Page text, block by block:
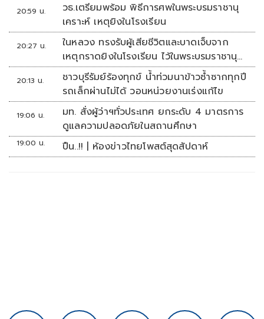
20:59 น.
วธ.เตรียมพร้อม พิธีการศพในพระบรมราชานุ
เคราะห์ เหตุยิงในโรงเรียน
20:27 น.
ในหลวง ทรงรับผู้เสียชีวิตและบาดเจ็บจาก
เหตุกราดยิงในโรงเรียน ไว้ในพระบรมราชานุ
เคราะห์
20:13 น.
ชาวบุรีรัมย์ร้องทุกข์ น้ำท่วมนาข้าวซ้ำซากทุกปี
รถเล็กผ่านไม่ได้ วอนหน่วยงานเร่งแก้ไข
19:06 น.
มท. สั่งผู้ว่าฯทั่วประเทศ ยกระดับ 4 มาตรการ
ดูแลความปลอดภัยในสถานศึกษา
19:00 น. ปืน..!! | ห้องข่าวไทยโพสต์สุดสัปดาห์